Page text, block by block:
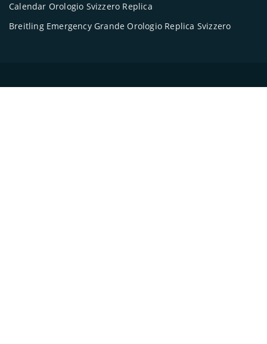
Calendar Orologio Svizzero Replica
Breitling Emergency Grande Orologio Replica Svizzero